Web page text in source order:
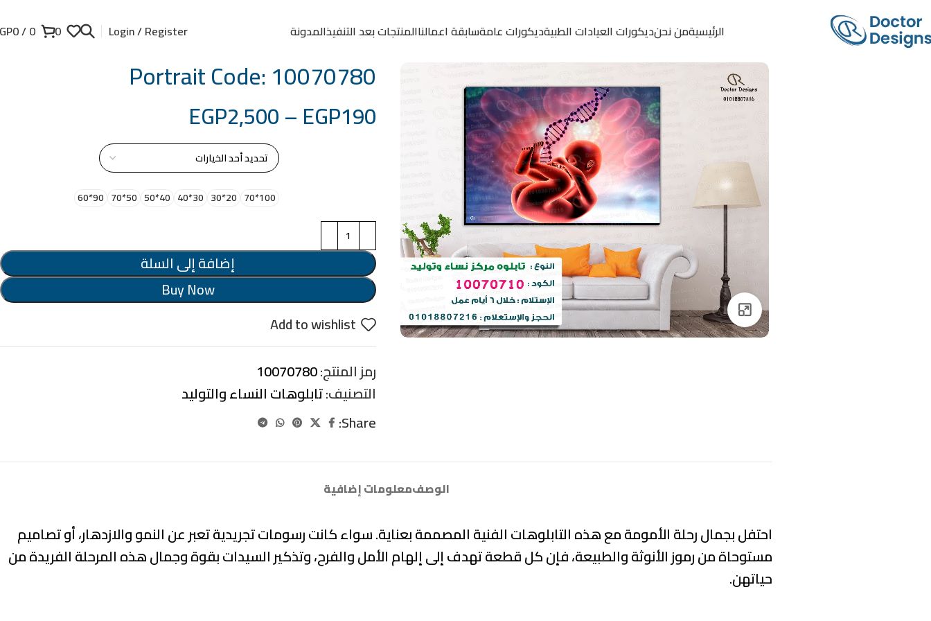
الرئيسيةمن نحنديكورات العيادات الطبيةديكورات عامةسابقة اعمالناالمنتجات بعد التنفيذالمدونة Login / Register
0
0
/
0
Click to enlarge
Portrait Code: 10070780
EGP190
–
EGP2,500
100*70
20*30
30*40
40*50
50*70
90*60
إضافة إلى السلة
Buy Now
Add to wishlist
رمز المنتج:10070780
التصنيف:تابلوهات النساء والتوليد
Share:
الوصفمعلومات إضافية
احتفل بجمال رحلة الأمومة مع هذه التابلوهات الفنية المصممة بعناية. سواء كانت رسومات تجريدية تعبر عن النمو والازدهار، أو تصاميم
مستوحاة من رموز الأنوثة والطبيعة، فإن كل قطعة تهدف إلى إلهام الأمل والفرح، وتذكير السيدات بقوة وجمال هذه المرحلة الفريدة من
حياتهن.